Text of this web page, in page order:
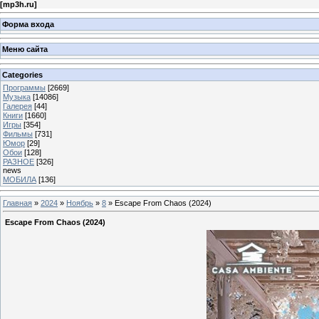
[mp3h.ru]
Форма входа
Меню сайта
Categories
Программы [2669]
Музыка [14086]
Галерея [44]
Книги [1660]
Игры [354]
Фильмы [731]
Юмор [29]
Обои [128]
РАЗНОЕ [326]
news
МОБИЛА [136]
Главная » 2024 » Ноябрь » 8 » Escape From Chaos (2024)
Escape From Chaos (2024)